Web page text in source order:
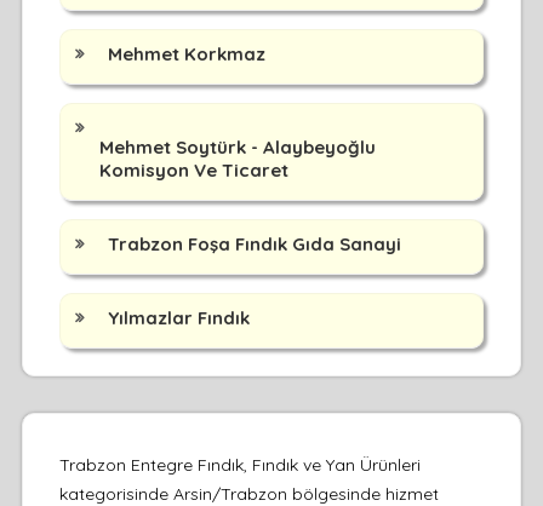
Mehmet Korkmaz
Mehmet Soytürk - Alaybeyoğlu
Komisyon Ve Ticaret
Trabzon Foşa Fındık Gıda Sanayi
Yılmazlar Fındık
Trabzon Entegre Fındık, Fındık ve Yan Ürünleri
kategorisinde Arsin/Trabzon bölgesinde hizmet